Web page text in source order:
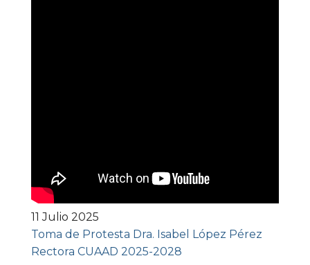
11 Julio 2025
Toma de Protesta Dra. Isabel López Pérez
Rectora CUAAD 2025-2028